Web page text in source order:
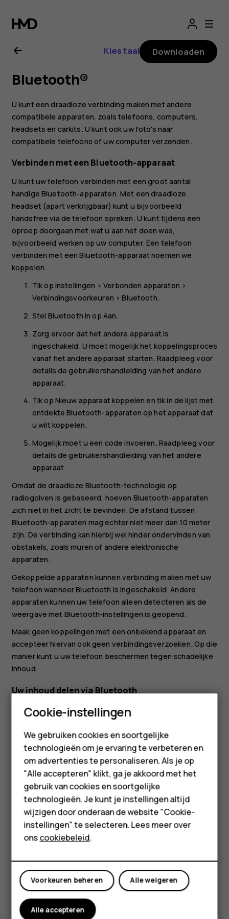
voor
Nokia
G21
Smartphones
Feature phones
Accessoires
HMD Terra M
Voor bedrijven
Tablets
Shop
Mijn account
Kies taal Downloaden
Bluetooth®
U kunt een draadloze verbinding maken met andere
compatibele apparaten, zoals telefoons, computers,
headsets en carkits. U kunt ook uw foto's naar
compatibele telefoons of uw computer verzenden.
Verbinden met een Bluetooth-apparaat
U kunt uw telefoon verbinden met een groot aantal
handige Bluetooth-apparaten. Met een draadloze
headset (apart verkrijgbaar) kunt u bijvoorbeeld
handsfree via de telefoon spreken. U kunt tijdens een
oproep doorgaan met wat u aan het doen was,
bijvoorbeeld werken op uw computer. Een telefoon
verbinden met een Bluetooth-apparaat noemen we
koppelen.
Tik op Instellingen >Verbonden apparaten >
Verbindingsvoorkeuren >Bluetooth.
Stel Bluetooth in op Aan.
Zorg ervoor dat het andere apparaat is
ingeschakeld. U moet mogelijk het koppelingsproces
vanaf het andere apparaat starten. Raadpleeg voor
details de gebruikershandleiding van het andere
apparaat.
Tik op Nieuw apparaat koppelen en tik in de lijst met
ontdekte Bluetooth-apparaten op het apparaat dat
u wilt koppelen.
Mogelijk moet u een code invoeren. Raadpleeg voor
details de gebruikershandleiding van het andere
apparaat.
Omdat de draadloze Bluetooth-technologie op
radiogolven is gebaseerd, hoeven Bluetooth-apparaten
zich niet in het zicht te bevinden. De afstand tussen
Bluetooth-apparaten mag echter niet meer dan 10 meter
zijn. De verbinding kan hierbij wel hinder ondervinden van
obstakels, zoals muren of andere elektronische
apparaten.
Gekoppelde apparaten kunnen verbinding maken met uw
telefoon wanneer Bluetooth is ingeschakeld. Andere
apparaten kunnen uw telefoon alleen detecteren als de
weergave met Bluetooth-instellingen is geopend.
Maak geen koppelingen met een onbekend apparaat en
accepteer hiervan ook geen verbindingsverzoeken. Op die
manier kunt u uw telefoon beschermen tegen schadelijke
inhoud.
Uw inhoud delen via Bluetooth
Wanneer u foto's of andere content met vrienden wilt
delen, kunt u Bluetooth gebruiken om deze naar hun
telefoons te verzenden.
U kunt meer dan één Bluetooth-verbinding tegelijkertijd
gebruiken. Zo kunt u terwijl u een Bluetooth-headset
gebruikt ook nog iets naar een andere telefoon
verzenden.
Instellingen Verbonden apparaten
>
Verbindingsvoorkeuren>Bluetooth.
Zorg ervoor dat Bluetooth op beide telefoons is
zien.
Ga naar de inhoud die u wilt verzenden en tik op
>Bluetooth.
Tik in de lijst met gevonden Bluetooth-apparaten op
Cookie-instellingen
We gebruiken cookies en soortgelijke
technologieën om je ervaring te verbeteren en
om advertenties te personaliseren. Als je op
"Alle accepteren" klikt, ga je akkoord met het
gebruik van cookies en soortgelijke
technologieën. Je kunt je instellingen altijd
wijzigen door onderaan de website "Cookie-
instellingen" te selecteren. Lees meer over
onscookiebeleid.
Alle weigeren
Voorkeuren beheren
Alle accepteren